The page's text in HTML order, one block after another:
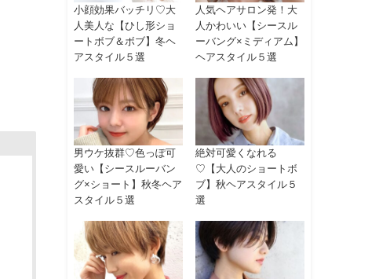
小顔効果バッチリ♡大
人美人な【ひし形ショ
ートボブ＆ボブ】冬ヘ
アスタイル５選
人気ヘアサロン発！大
人かわいい【シースル
ーバング×ミディアム】
ヘアスタイル５選
男ウケ抜群♡色っぽ可
愛い【シースルーバン
グ×ショート】秋冬ヘア
スタイル５選
絶対可愛くなれる
♡【大人のショートボ
ブ】秋ヘアスタイル５
選